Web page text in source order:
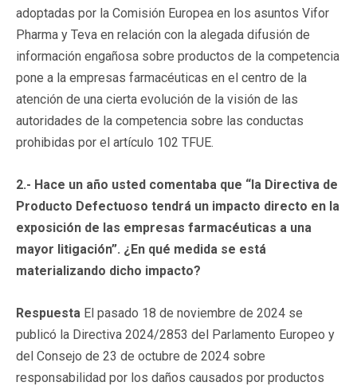
adoptadas por la Comisión Europea en los asuntos Vifor
Pharma y Teva en relación con la alegada difusión de
información engañosa sobre productos de la competencia
pone a la empresas farmacéuticas en el centro de la
atención de una cierta evolución de la visión de las
autoridades de la competencia sobre las conductas
prohibidas por el artículo 102 TFUE.
2.- Hace un año usted comentaba que “la Directiva de
Producto Defectuoso tendrá un impacto directo en la
exposición de las empresas farmacéuticas a una
mayor litigación”. ¿En qué medida se está
materializando dicho impacto?
Respuesta El pasado 18 de noviembre de 2024 se
publicó la Directiva 2024/2853 del Parlamento Europeo y
del Consejo de 23 de octubre de 2024 sobre
responsabilidad por los daños causados por productos